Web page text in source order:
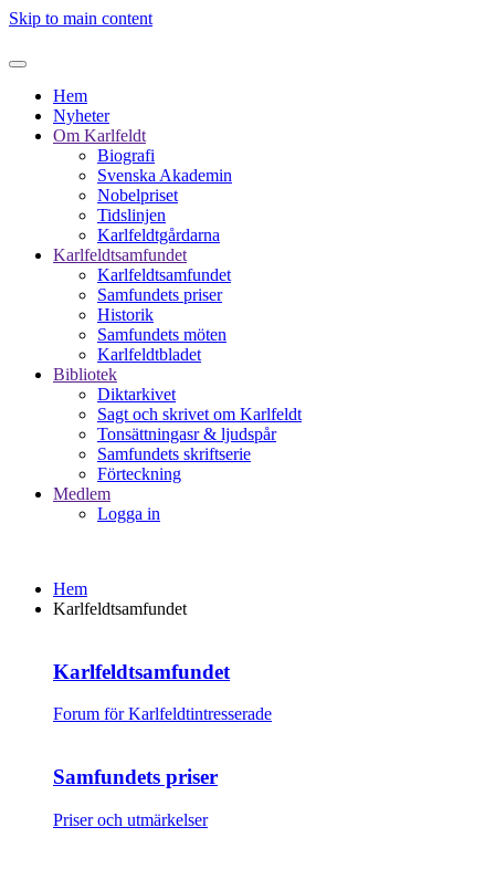
Skip to main content
Hem
Nyheter
Om Karlfeldt
Biografi
Svenska Akademin
Nobelpriset
Tidslinjen
Karlfeldtgårdarna
Karlfeldtsamfundet
Karlfeldtsamfundet
Samfundets priser
Historik
Samfundets möten
Karlfeldtbladet
Bibliotek
Diktarkivet
Sagt och skrivet om Karlfeldt
Tonsättningasr & ljudspår
Samfundets skriftserie
Förteckning
Medlem
Logga in
Hem
Karlfeldtsamfundet
Karlfeldtsamfundet
Forum för Karlfeldtintresserade
Samfundets priser
Priser och utmärkelser